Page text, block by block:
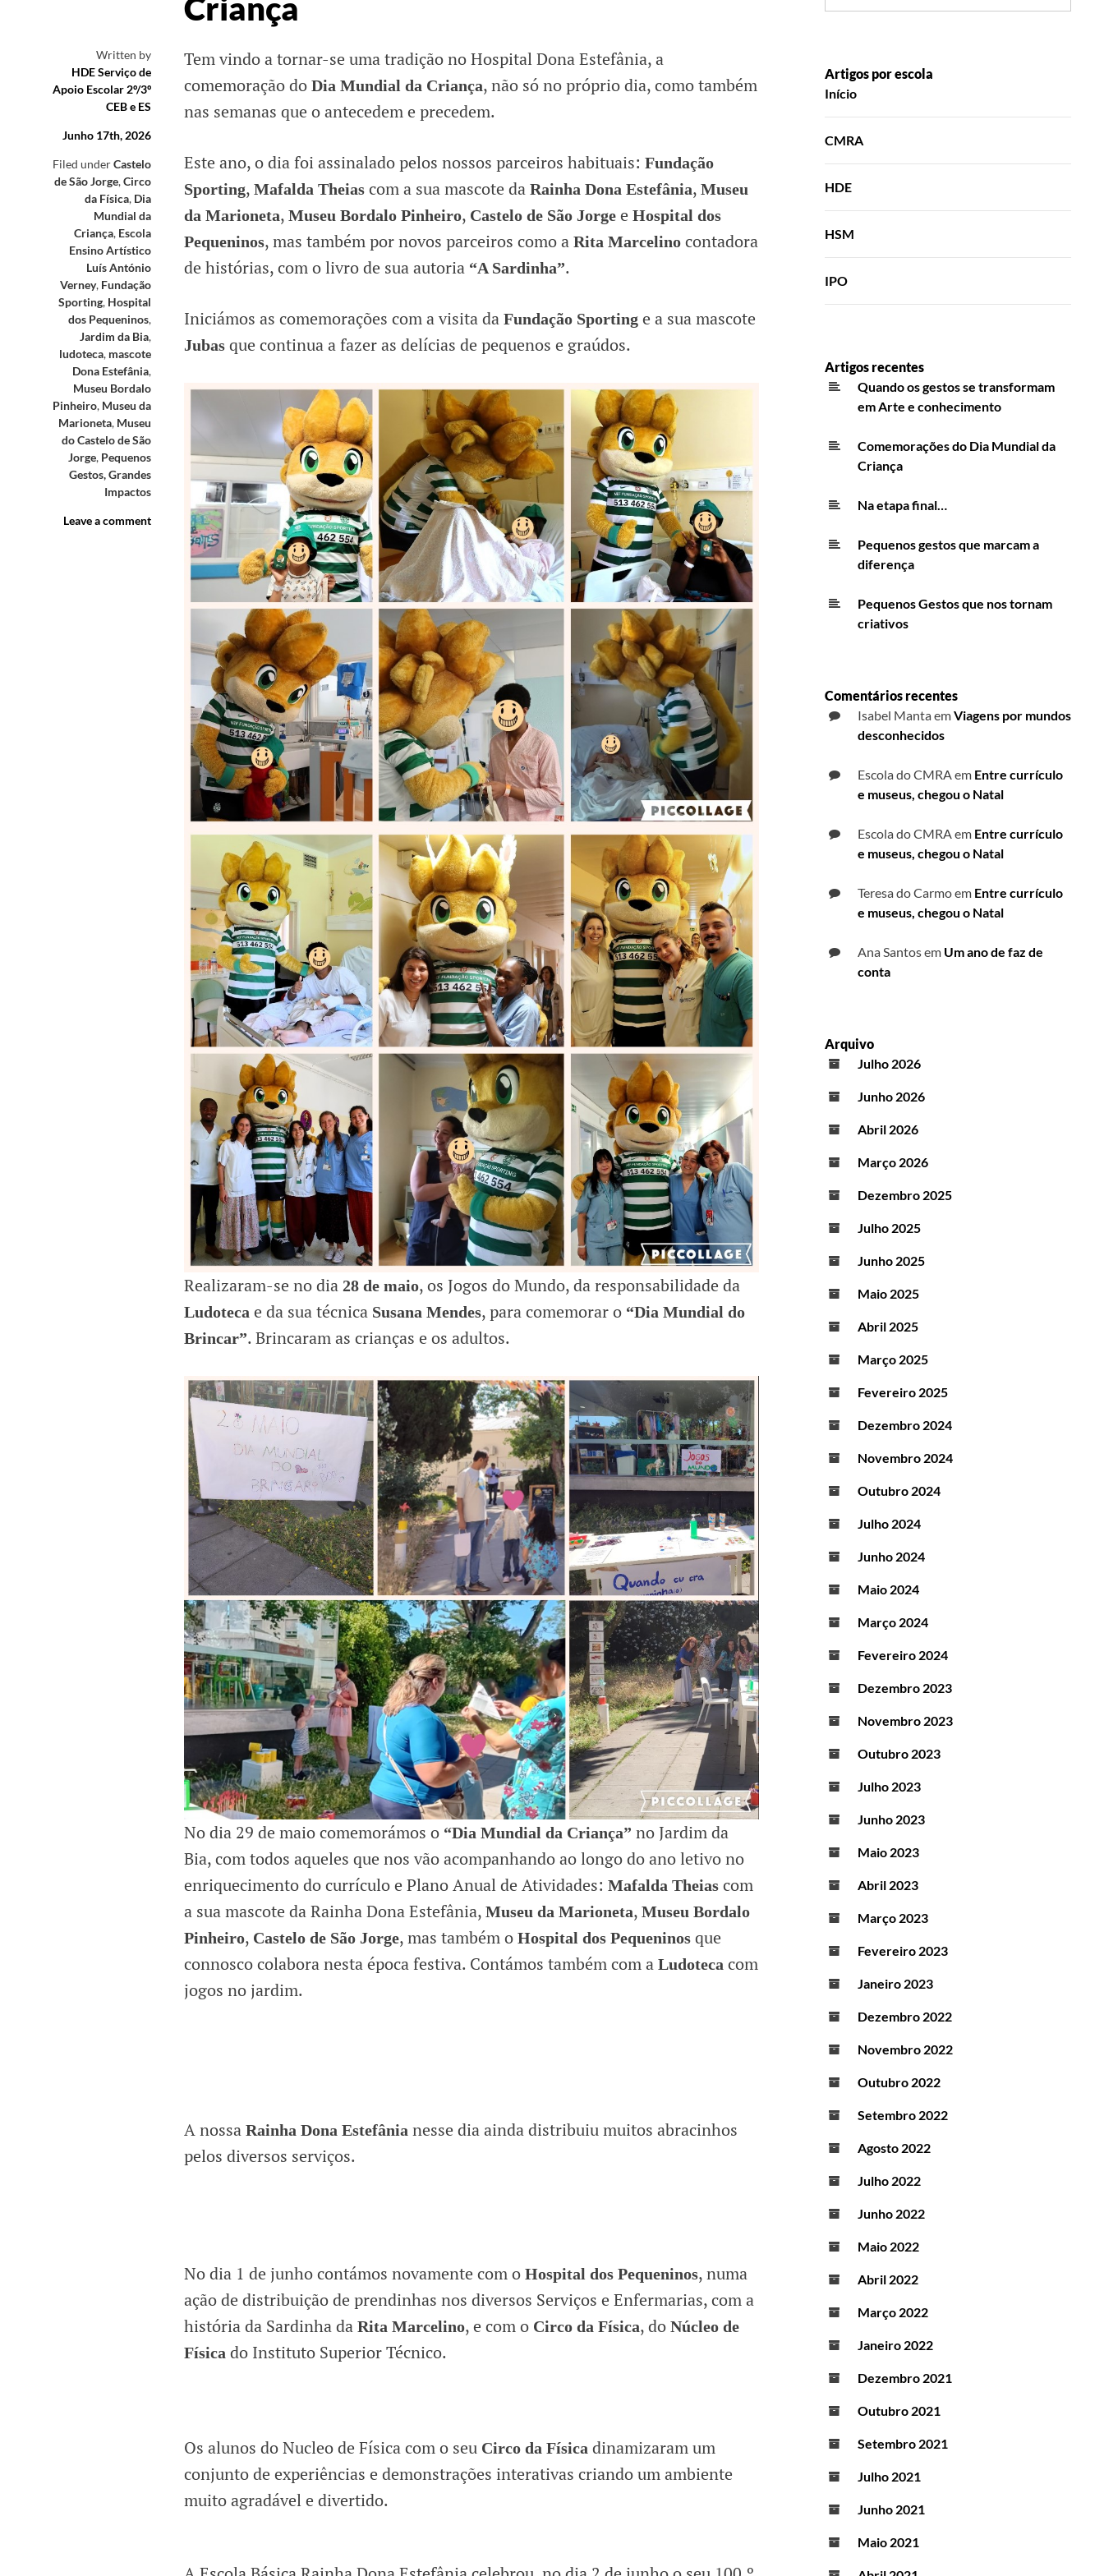
Criança
Written by
HDE Serviço de
Apoio Escolar 2º/3º
CEB e ES
Junho 17th, 2026
Filed underCastelo
de São Jorge,Circo
da Física, Dia
Mundial da
Criança, Escola
Ensino Artístico
Luís António
Verney, Fundação
Sporting, Hospital
dos Pequeninos,
Jardim da Bia,
ludoteca, mascote
Dona Estefânia,
Museu Bordalo
Pinheiro, Museu da
Marioneta, Museu
do Castelo de São
Jorge, Pequenos
Gestos, Grandes
Impactos
Leave a comment
Tem vindo a tornar-se uma tradição no Hospital Dona Estefânia, a
comemoração do Dia Mundial da Criança, não só no próprio dia, como também
nas semanas que o antecedem e precedem.
Este ano, o dia foi assinalado pelos nossos parceiros habituais: Fundação
Sporting, Mafalda Theias com a sua mascote da Rainha Dona Estefânia, Museu
da Marioneta, Museu Bordalo Pinheiro, Castelo de São Jorge e Hospital dos
Pequeninos, mas também por novos parceiros como a Rita Marcelino contadora
de histórias, com o livro de sua autoria “A Sardinha”.
Iniciámos as comemorações com a visita da Fundação Sporting e a sua mascote
Jubas que continua a fazer as delícias de pequenos e graúdos.
Realizaram-se no dia 28 de maio, os Jogos do Mundo, da responsabilidade da
Ludoteca e da sua técnica Susana Mendes, para comemorar o “Dia Mundial do
Brincar”. Brincaram as crianças e os adultos.
No dia 29 de maio comemorámos o “Dia Mundial da Criança” no Jardim da
Bia, com todos aqueles que nos vão acompanhando ao longo do ano letivo no
enriquecimento do currículo e Plano Anual de Atividades: Mafalda Theias com
a sua mascote da Rainha Dona Estefânia, Museu da Marioneta, Museu Bordalo
Pinheiro, Castelo de São Jorge, mas também o Hospital dos Pequeninos que
connosco colabora nesta época festiva. Contámos também com a Ludoteca com
jogos no jardim.
A nossa Rainha Dona Estefânia nesse dia ainda distribuiu muitos abracinhos
pelos diversos serviços.
No dia 1 de junho contámos novamente com o Hospital dos Pequeninos, numa
ação de distribuição de prendinhas nos diversos Serviços e Enfermarias, com a
história da Sardinha da Rita Marcelino, e com o Circo da Física, do Núcleo de
Física do Instituto Superior Técnico.
Os alunos do Nucleo de Física com o seu Circo da Física dinamizaram um
conjunto de experiências e demonstrações interativas criando um ambiente
muito agradável e divertido.
Artigos por escola
Início
CMRA
HDE
HSM
IPO
Artigos recentes
Quando os gestos se transformam
em Arte e conhecimento
Comemorações do Dia Mundial da
Criança
Na etapa final…
Pequenos gestos que marcam a
diferença
Pequenos Gestos que nos tornam
criativos
Comentários recentes
Isabel MantaemViagens por mundos
desconhecidos
Escola do CMRAem Entre currículo
e museus, chegou o Natal
Escola do CMRAem Entre currículo
e museus, chegou o Natal
Teresa do Carmoem Entre currículo
e museus, chegou o Natal
Ana Santosem Um ano de faz de
conta
Arquivo
Julho 2026
Junho 2026
Abril 2026
Março 2026
Dezembro 2025
Julho 2025
Junho 2025
Maio 2025
Abril 2025
Março 2025
Fevereiro 2025
Dezembro 2024
Novembro 2024
Outubro 2024
Julho 2024
Junho 2024
Maio 2024
Março 2024
Fevereiro 2024
Dezembro 2023
Novembro 2023
Outubro 2023
Julho 2023
Junho 2023
Maio 2023
Abril 2023
Março 2023
Fevereiro 2023
Janeiro 2023
Dezembro 2022
Novembro 2022
Outubro 2022
Setembro 2022
Agosto 2022
Julho 2022
Junho 2022
Maio 2022
Abril 2022
Março 2022
Janeiro 2022
Dezembro 2021
Outubro 2021
Setembro 2021
Julho 2021
Junho 2021
Maio 2021